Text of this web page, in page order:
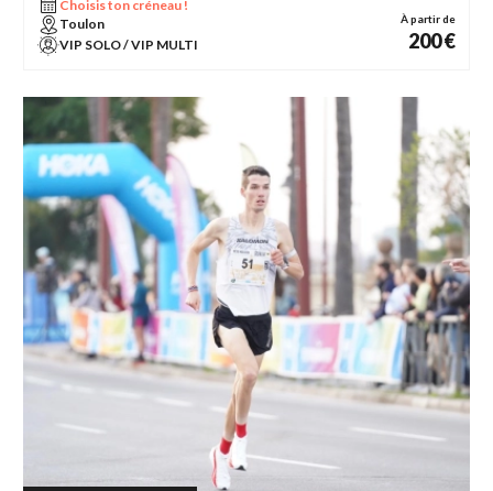
Choisis ton créneau !
Toulon
VIP SOLO / VIP MULTI
À partir de
200 €